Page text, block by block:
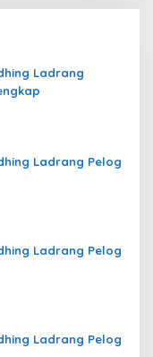
Ladrang
Ladrang Pelog
Ladrang Pelog
Ladrang Pelog